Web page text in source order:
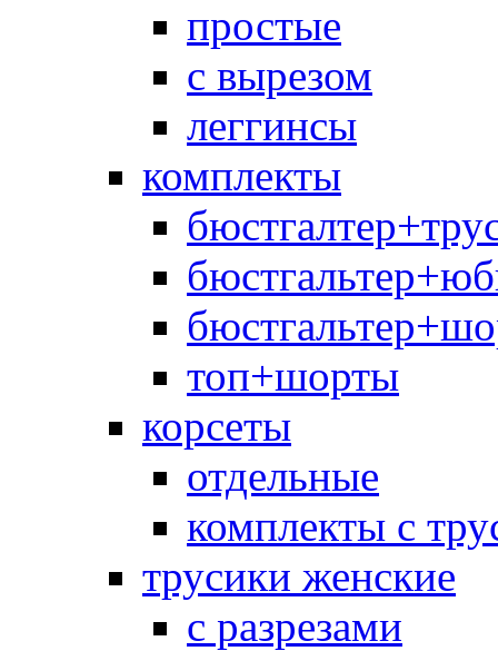
простые
с вырезом
леггинсы
комплекты
топ+шорты
корсеты
отдельные
комплекты с
трусики женские
с разрезами